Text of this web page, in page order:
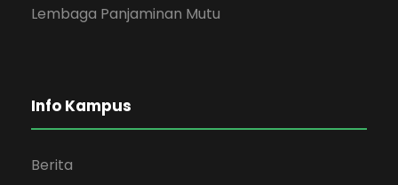
Lembaga Panjaminan Mutu
Info Kampus
Berita